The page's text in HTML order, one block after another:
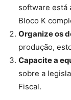
software está
Bloco K
Organize os
produção,
Capacite a
sobre a
Fiscal.